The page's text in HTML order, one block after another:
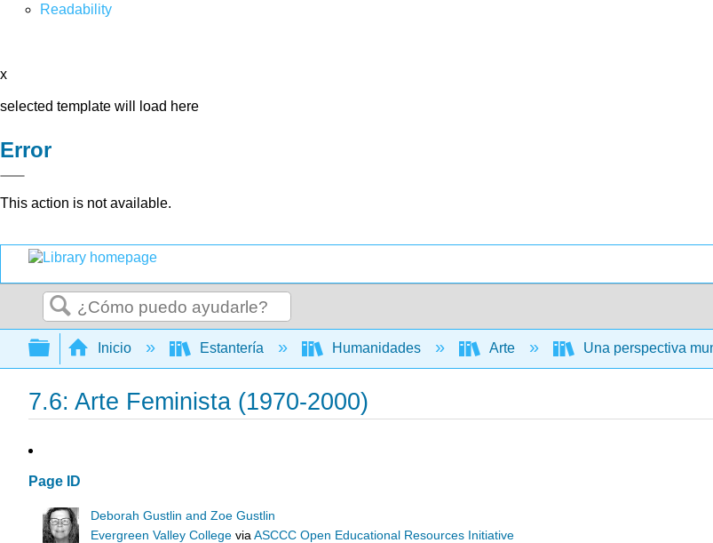
Readability
x
selected template will load here
Error
This action is not available.
Buscar
Expandir/contraer jerarquía global
Inicio Estantería Humanidades Arte Una perspectiva
7.6: Arte Feminista (1970-2000)
Page ID
Deborah Gustlin and Zoe Gustlin
Evergreen Valley College viaASCCC Open Educational Resources Initiative